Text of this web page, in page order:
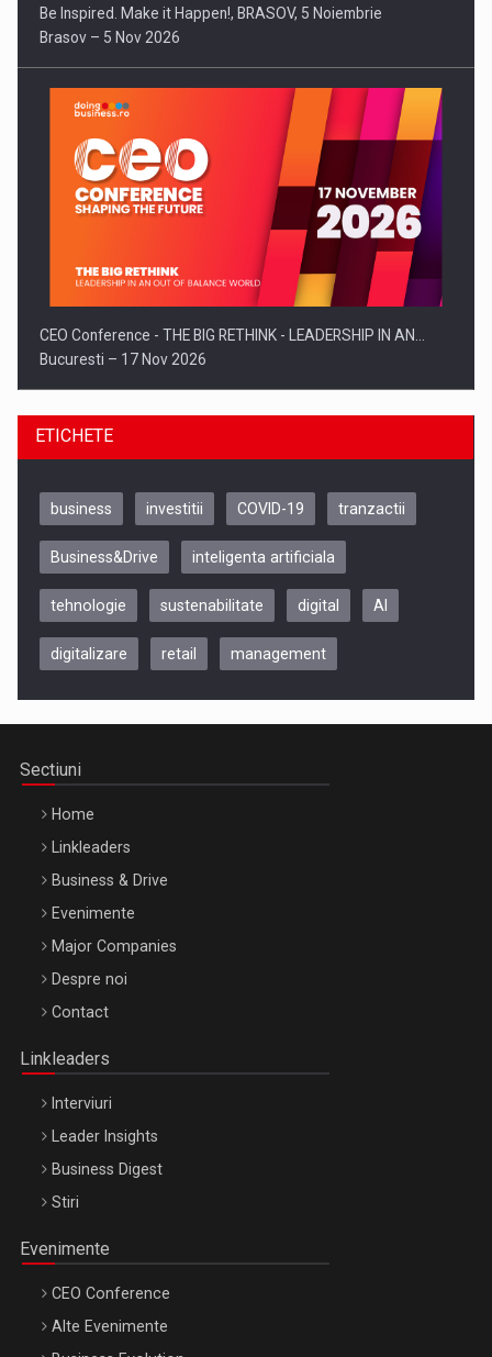
Be Inspired. Make it Happen!, BRASOV, 5 Noiembrie
Brasov – 5 Nov 2026
CEO Conference - THE BIG RETHINK - LEADERSHIP IN AN…
Bucuresti – 17 Nov 2026
Be Inspired. Make it Happen!, CLUJ, 9 Decembrie
Be Inspired. Make it Happen!, ARTEMIS LETO, ORADEA, 8
Octombrie
ETICHETE
business investitii COVID-19 tranzactii
Business&Drive inteligenta artificiala
tehnologie sustenabilitate digital AI
digitalizare retail management
Sectiuni
Home
Linkleaders
Business & Drive
Evenimente
Major Companies
Despre noi
Contact
Linkleaders
Interviuri
Leader Insights
Business Digest
Stiri
Evenimente
CEO Conference
Alte Evenimente